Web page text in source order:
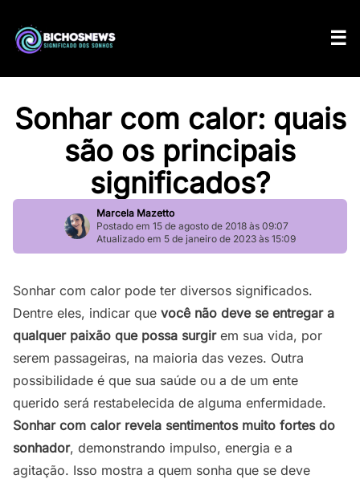
Sonhar com calor: quais
são os principais
significados?
Marcela Mazetto
Postado em 15 de agosto de 2018 às 09:07
Atualizado em 5 de janeiro de 2023 às 15:09
Sonhar com calor pode ter diversos significados.
Dentre eles, indicar que você não deve se entregar a
qualquer paixão que possa surgirem sua vida, por
serem passageiras, na maioria das vezes. Outra
possibilidade é que sua saúde ou a de um ente
querido será restabelecida de alguma enfermidade.
Sonhar com calor revela sentimentos muito fortes do
sonhador, demonstrando impulso, energia e a
agitação. Isso mostra a quem sonha que se deve